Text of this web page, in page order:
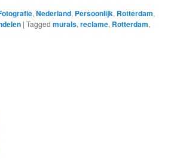
,Nederland, Persoonlijk, Rotterdam,
|Tagged murals,reclame, Rotterdam,